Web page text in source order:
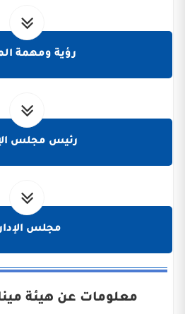
رؤية ومهمة
رئيس مجلس
مجلس
معلومات عن هيئة